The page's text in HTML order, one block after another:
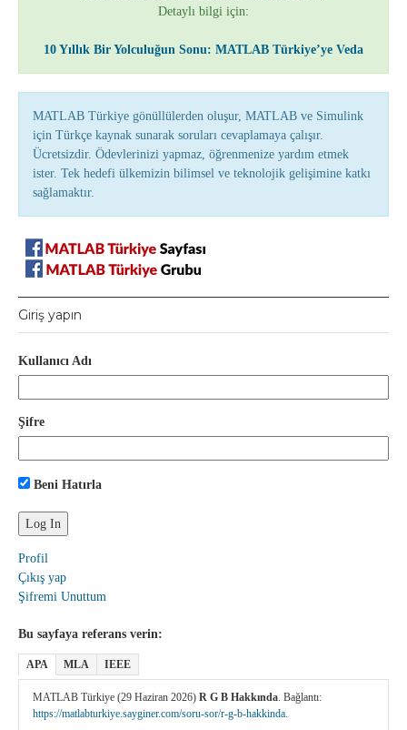
Detaylı bilgi için:
10 Yıllık Bir Yolculuğun Sonu: MATLAB Türkiye’ye Veda
MATLAB Türkiye gönüllülerden oluşur, MATLAB ve Simulink
için Türkçe kaynak sunarak soruları cevaplamaya çalışır.
Ücretsizdir. Ödevlerinizi yapmaz, öğrenmenize yardım etmek
ister. Tek hedefi ülkemizin bilimsel ve teknolojik gelişimine katkı
sağlamaktır.
Giriş yapın
Kullanıcı Adı
Şifre
Beni Hatırla
Profil
Çıkış yap
Şifremi Unuttum
Bu sayfaya referans verin:
APA MLA IEEE
MATLAB Türkiye (29 Haziran 2026) R G B Hakkında . Bağlantı:
https://matlabturkiye.sayginer.com/soru-sor/r-g-b-hakkinda